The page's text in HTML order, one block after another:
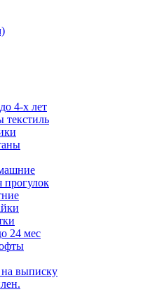
4-х лет
текстиль
24 мес
выписку